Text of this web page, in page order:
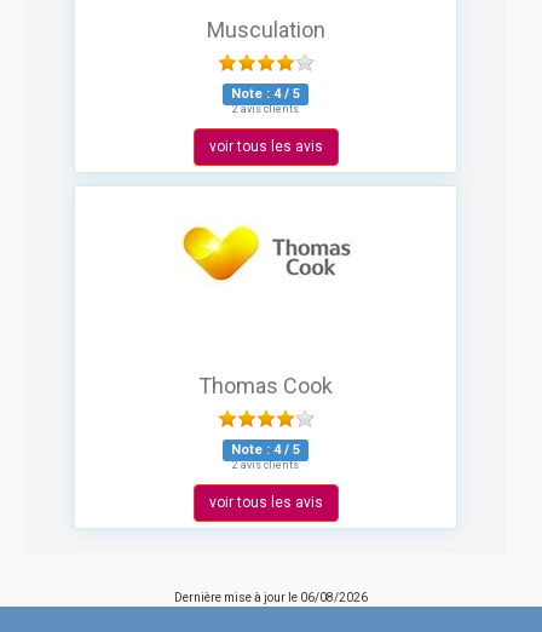
Musculation
Note : 4/ 5
2 avis clients
voir tous les avis
Thomas Cook
Note : 4/ 5
2 avis clients
voir tous les avis
Dernière mise à jour le 06/08/2026